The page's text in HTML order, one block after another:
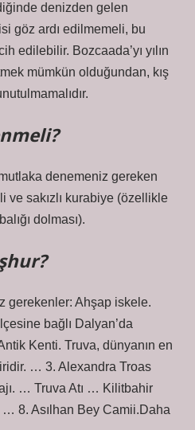
denizden gelen
göz ardı edilmemeli, bu
edilebilir. Bozcaada’yı yılın
mümkün olduğundan, kış
denemeniz gereken
ve sakızlı kurabiye (özellikle
dolması).
gerekenler: Ahşap iskele.
bağlı Dalyan’da
Kenti. Truva, dünyanın en
… 3. Alexandra Troas
… Truva Atı … Kilitbahir
8. Asılhan Bey Camii.Daha